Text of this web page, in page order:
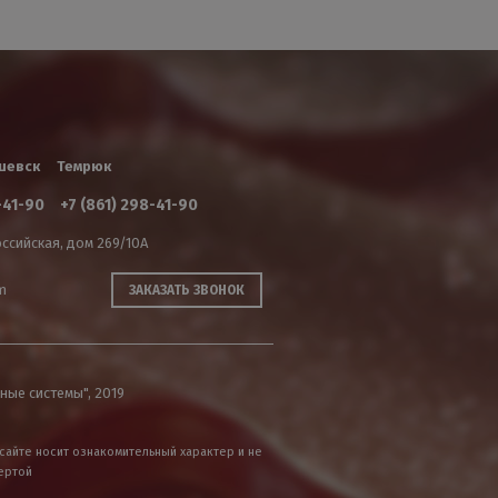
Темрюк
90 +7 (861) 298-41-90
дом 269/10А
ЗАКАЗАТЬ ЗВОНОК
системы", 2019
носит ознакомительный характер и не